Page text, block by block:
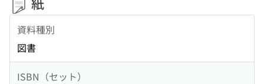
資料種別
図書
ISBN（セット）